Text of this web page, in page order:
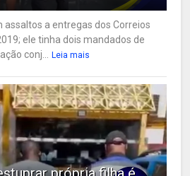
a entregas dos Correios
ele tinha dois mandados de
conj...
Leia mais